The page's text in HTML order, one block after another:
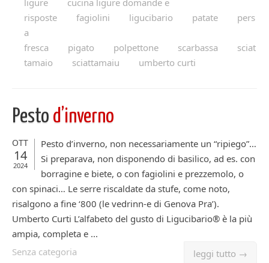
ligure
cucina ligure domande e
risposte
fagiolini ligucibario patate
pers
a
fresca
pigato polpettone scarbassa
sciat
tamaio
sciattamaiu umberto curti
Pesto d’inverno
OTT
14
2024
Pesto d’inverno, non necessariamente un “ripiego”…
Si preparava, non disponendo di basilico, ad es. con
borragine e biete, o con fagiolini e prezzemolo, o
con spinaci… Le serre riscaldate da stufe, come noto,
risalgono a fine ‘800 (le vedrinn-e di Genova Pra’).
Umberto Curti L’alfabeto del gusto di Ligucibario® è la più
ampia, completa e ...
leggi tutto →
Senza categoria